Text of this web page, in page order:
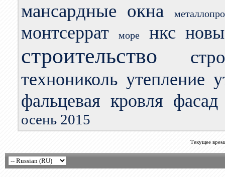
мансардные окна
монтсеррат море нкс
строительство
технониколь утепление
фальцевая кровля фасад
осень 2015
Текущее